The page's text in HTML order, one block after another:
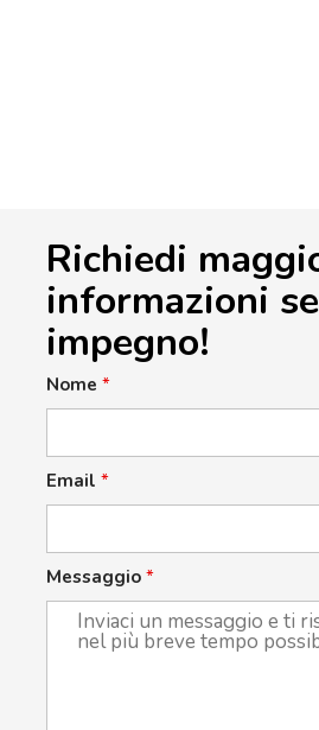
Richiedi
informazioni
impegno!
Nome *
Email *
Messaggio *